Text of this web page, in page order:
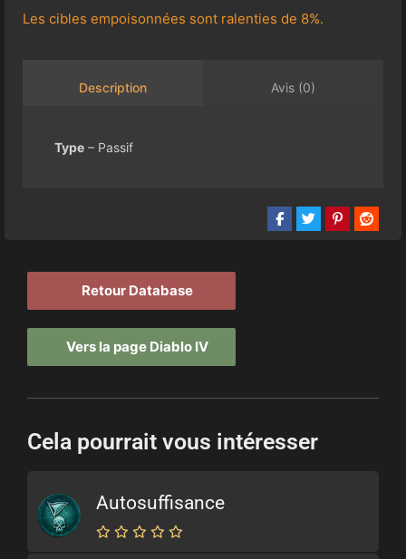
Les cibles empoisonnées sont ralenties de 8%.
Description Avis (0)
Type – Passif
Retour Database
Vers la page Diablo IV
Cela pourrait vous intéresser
Autosuffisance